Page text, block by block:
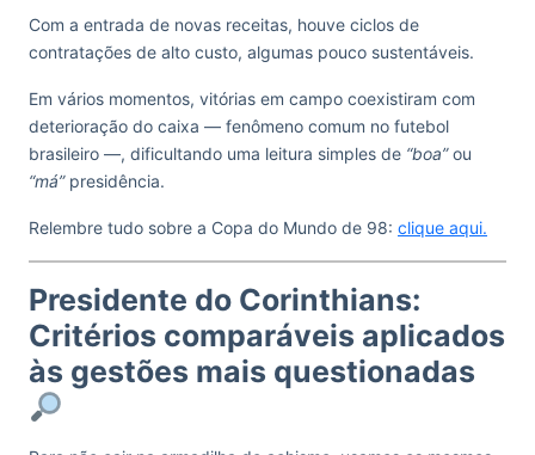
Com a entrada de novas receitas, houve ciclos de
contratações de alto custo, algumas pouco sustentáveis.
Em vários momentos, vitórias em campo coexistiram com
deterioração do caixa — fenômeno comum no futebol
brasileiro —, dificultando uma leitura simples de “boa”ou
“má”presidência.
Relembre tudo sobre a Copa do Mundo de 98: clique aqui.
Presidente do Corinthians:
Critérios comparáveis aplicados
às gestões mais questionadas